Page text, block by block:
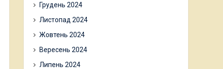
Грудень 2024
Листопад 2024
Жовтень 2024
Вересень 2024
Липень 2024